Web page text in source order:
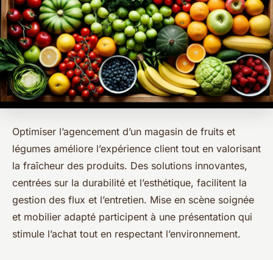
Optimiser l’agencement d’un magasin de fruits et
légumes améliore l’expérience client tout en valorisant
la fraîcheur des produits. Des solutions innovantes,
centrées sur la durabilité et l’esthétique, facilitent la
gestion des flux et l’entretien. Mise en scène soignée
et mobilier adapté participent à une présentation qui
stimule l’achat tout en respectant l’environnement.